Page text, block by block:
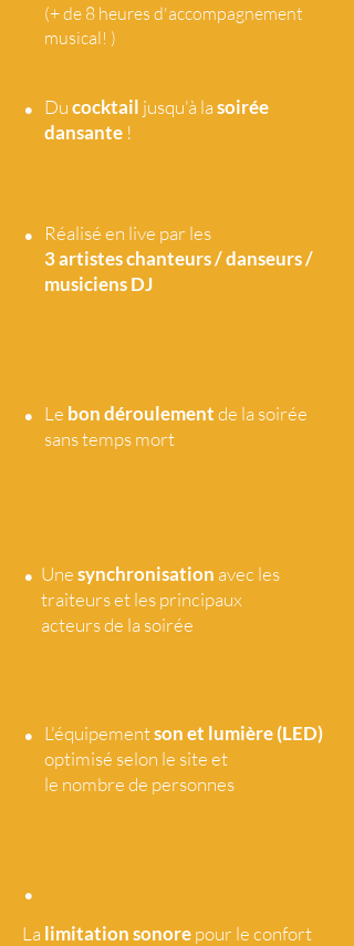
(+ de 8 heures d'accompagnement
musical! )
• Ducocktail jusqu'à lasoirée
dansante !
•
Réalisé en live par les
3 artisteschanteurs / danseurs /
musiciens DJ
• Le bon déroulementde la soirée
sans temps mort
• Unesynchronisation avec les
traiteurs et les principaux
acteurs de la soirée
• L'équipementson et lumière (LED)
optimisé selon le site et
le nombre de personnes
•
La limitation sonorepour le confort